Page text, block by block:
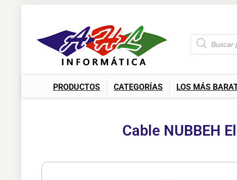
PRODUCTOS CATEGORÍAS LOS MÁS
Cable NUBBEH